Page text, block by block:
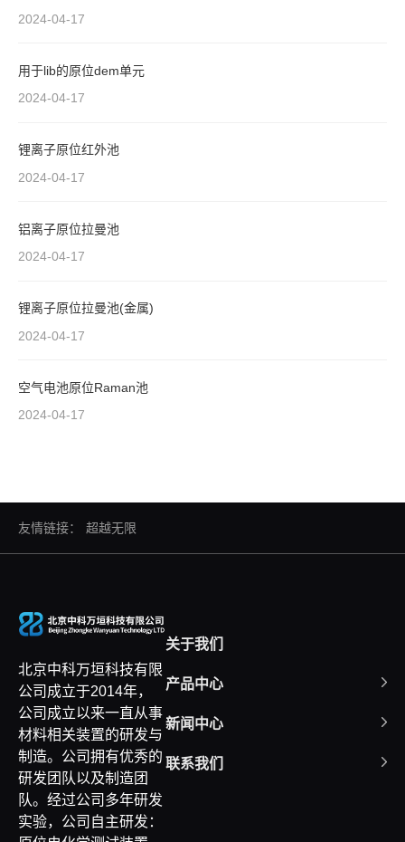
2024-04-17
用于lib的原位dem单元
2024-04-17
锂离子原位红外池
2024-04-17
铝离子原位拉曼池
2024-04-17
锂离子原位拉曼池(金属)
2024-04-17
空气电池原位Raman池
2024-04-17
友情链接： 超越无限
北京中科万垣科技有限
公司成立于2014年，
公司成立以来一直从事
材料相关装置的研发与
制造。公司拥有优秀的
研发团队以及制造团
队。经过公司多年研发
实验，公司自主研发：
关于我们
产品中心
新闻中心
联系我们